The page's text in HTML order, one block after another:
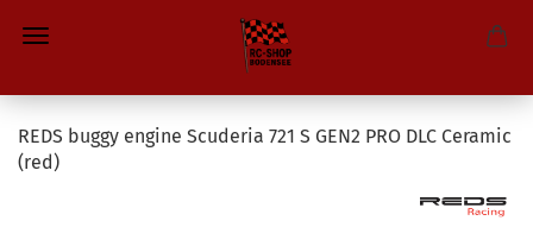
REDS buggy engine Scuderia 721 S GEN2 PRO DLC Ceramic
(red)